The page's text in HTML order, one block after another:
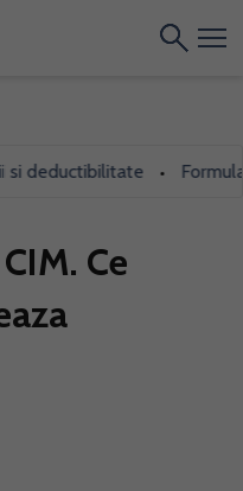
deductibilitate •
Ce